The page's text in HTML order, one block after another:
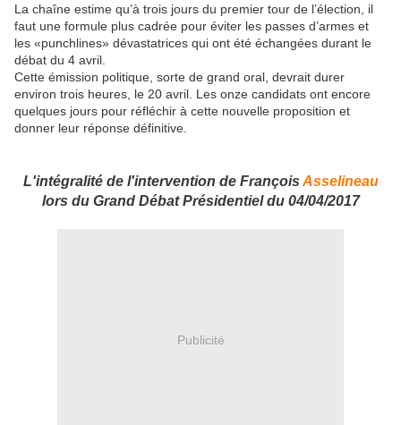
La chaîne estime qu’à trois jours du premier tour de l’élection, il
faut une formule plus cadrée pour éviter les passes d’armes et
les «punchlines» dévastatrices qui ont été échangées durant le
débat du 4 avril.
Cette émission politique, sorte de grand oral, devrait durer
environ trois heures, le 20 avril. Les onze candidats ont encore
quelques jours pour réfléchir à cette nouvelle proposition et
donner leur réponse définitive.
L'intégralité de l'intervention de François Asselineau
lors du Grand Débat Présidentiel du 04/04/2017
Publicité